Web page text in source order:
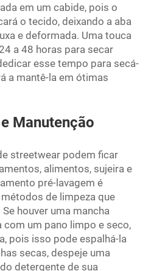
em um cabide, pois o
o tecido, deixando a aba
e deformada. Uma touca
a 48 horas para secar
esse tempo para secá-
a mantê-la em ótimas
Manutenção
streetwear podem ficar
alimentos, sujeira e
pré-lavagem é
de limpeza que
houver uma mancha
com um pano limpo e seco,
pois isso pode espalhá-la
secas, despeje uma
detergente de sua